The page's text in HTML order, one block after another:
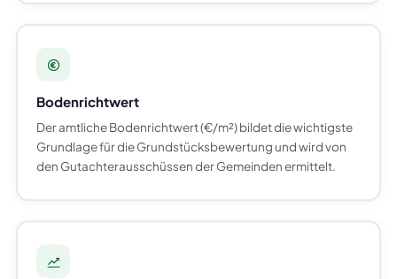
Bodenrichtwert
Der amtliche Bodenrichtwert (€/m²) bildet die wichtigste
Grundlage für die Grundstücksbewertung und wird von
den Gutachterausschüssen der Gemeinden ermittelt.